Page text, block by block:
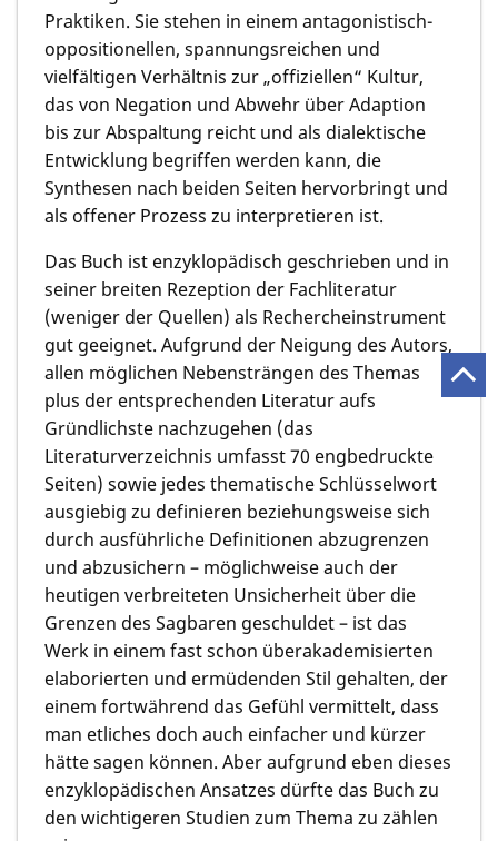
Praktiken. Sie stehen in einem antagonistisch-
oppositionellen, spannungsreichen und
vielfältigen Verhältnis zur „offiziellen“ Kultur,
das von Negation und Abwehr über Adaption
bis zur Abspaltung reicht und als dialektische
Entwicklung begriffen werden kann, die
Synthesen nach beiden Seiten hervorbringt und
als offener Prozess zu interpretieren ist.
Das Buch ist enzyklopädisch geschrieben und in
seiner breiten Rezeption der Fachliteratur
(weniger der Quellen) als Rechercheinstrument
gut geeignet. Aufgrund der Neigung des Autors,
allen möglichen Nebensträngen des Themas
plus der entsprechenden Literatur aufs
Gründlichste nachzugehen (das
Literaturverzeichnis umfasst 70 engbedruckte
Seiten) sowie jedes thematische Schlüsselwort
ausgiebig zu definieren beziehungsweise sich
durch ausführliche Definitionen abzugrenzen
und abzusichern – möglichweise auch der
heutigen verbreiteten Unsicherheit über die
Grenzen des Sagbaren geschuldet – ist das
Werk in einem fast schon überakademisierten
elaborierten und ermüdenden Stil gehalten, der
einem fortwährend das Gefühl vermittelt, dass
man etliches doch auch einfacher und kürzer
hätte sagen können. Aber aufgrund eben dieses
enzyklopädischen Ansatzes dürfte das Buch zu
den wichtigeren Studien zum Thema zu zählen